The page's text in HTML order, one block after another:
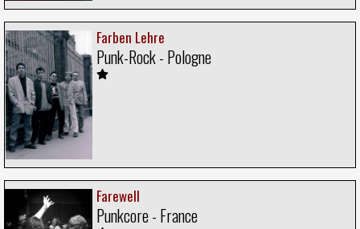
Farben Lehre
Punk-Rock - Pologne
Farewell
Punkcore - France